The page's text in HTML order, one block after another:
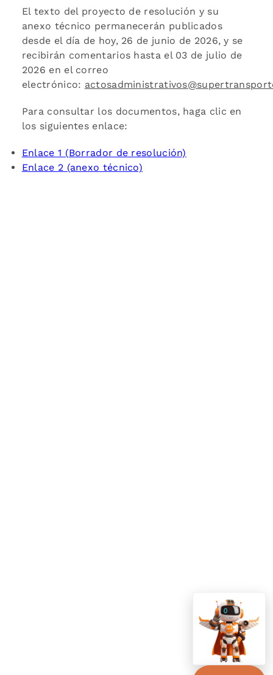
El texto del proyecto de resolución y su
anexo técnico permanecerán publicados
desde el día de hoy, 26 de junio de 2026, y se
recibirán comentarios hasta el ​03 de julio de
2026 en el correo
electrónico:
Para consultar los documentos, haga clic en
los siguientes enlace:
Enlace 1 (Borrador de resolución)
Enlace 2 (anexo técnico)